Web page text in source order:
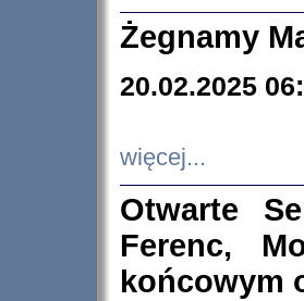
Żegnamy
20.02.2025
więcej...
Otwarte
Ferenc,
końcowym